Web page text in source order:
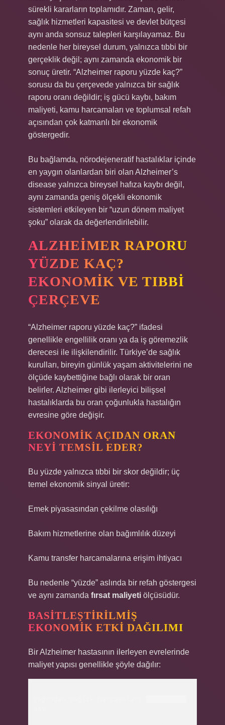
sürekli kararların toplamıdır. Zaman, gelir,
sağlık hizmetleri kapasitesi ve devlet bütçesi
aynı anda sonsuz talepleri karşılayamaz. Bu
nedenle her bireysel durum, yalnızca tıbbi bir
gerçeklik değil; aynı zamanda ekonomik bir
sonuç üretir. “Alzheimer raporu yüzde kaç?”
sorusu da bu çerçevede yalnızca bir sağlık
raporu oranı değildir; iş gücü kaybı, bakım
maliyeti, kamu harcamaları ve toplumsal refah
açısından çok katmanlı bir ekonomik
göstergedir.
Bu bağlamda, nörodejeneratif hastalıklar içinde
en yaygın olanlardan biri olan Alzheimer’s
disease yalnızca bireysel hafıza kaybı değil,
aynı zamanda geniş ölçekli ekonomik
sistemleri etkileyen bir “uzun dönem maliyet
şoku” olarak da değerlendirilebilir.
ALZHEIMER RAPORU
YÜZDE KAÇ?
EKONOMIK VE TIBBI
ÇERÇEVE
“Alzheimer raporu yüzde kaç?” ifadesi
genellikle engellilik oranı ya da iş göremezlik
derecesi ile ilişkilendirilir. Türkiye’de sağlık
kurulları, bireyin günlük yaşam aktivitelerini ne
ölçüde kaybettiğine bağlı olarak bir oran
belirler. Alzheimer gibi ilerleyici bilişsel
hastalıklarda bu oran çoğunlukla hastalığın
evresine göre değişir.
EKONOMIK AÇIDAN ORAN
NEYI TEMSIL EDER?
Bu yüzde yalnızca tıbbi bir skor değildir; üç
temel ekonomik sinyal üretir:
Emek piyasasından çekilme olasılığı
Bakım hizmetlerine olan bağımlılık düzeyi
Kamu transfer harcamalarına erişim ihtiyacı
Bu nedenle “yüzde” aslında bir refah göstergesi
ve aynı zamanda fırsat maliyeti ölçüsüdür.
BASITLEŞTIRILMIŞ
EKONOMIK ETKI DAĞILIMI
Bir Alzheimer hastasının ilerleyen evrelerinde
maliyet yapısı genellikle şöyle dağılır: